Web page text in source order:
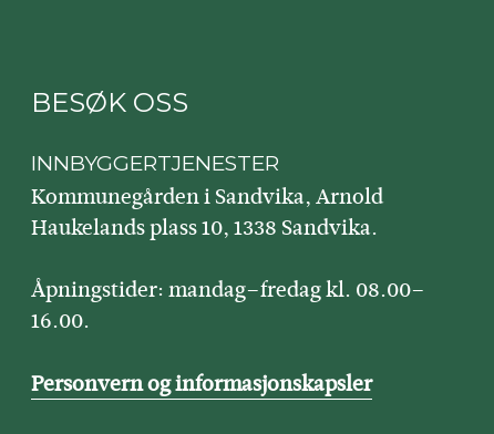
BESØK OSS
INNBYGGERTJENESTER
Kommunegården i Sandvika, Arnold
Haukelands plass 10, 1338 Sandvika.
Åpningstider: mandag–fredag kl. 08.00–
16.00.
Personvern og informasjonskapsler